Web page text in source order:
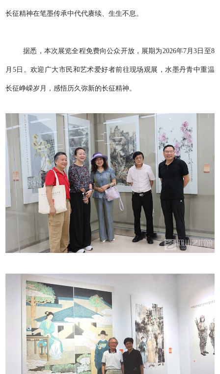
长征精神在笔墨传承中代代赓续、生生不息。
据悉，本次展览全程免费向公众开放，展期为2026年7月3日至8
月5日。欢迎广大市民和艺术爱好者前往现场观展，水墨丹青中重温
长征峥嵘岁月，感悟历久弥新的长征精神。